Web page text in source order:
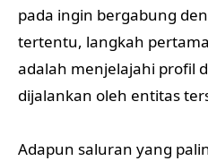
pada ingin bergabung
tertentu, langkah
adalah menjelajahi profil
dijalankan oleh entitas
Adapun saluran yang